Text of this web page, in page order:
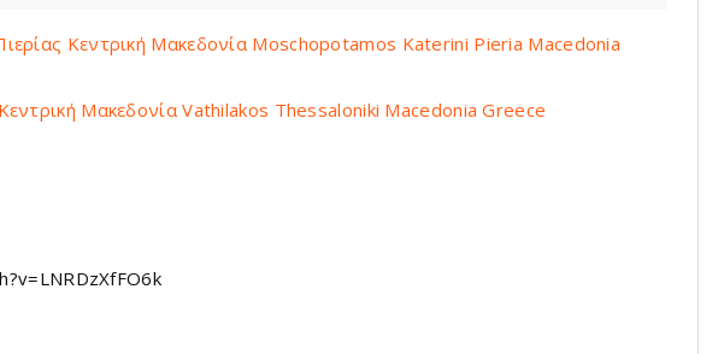
Κεντρική Μακεδονία Moschopotamos Katerini Pieria Macedonia
Μακεδονία Vathilakos Thessaloniki Macedonia Greece